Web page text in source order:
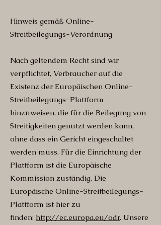
Hinweis gemäß Online-
Streitbeilegungs-Verordnung
Nach geltendem Recht sind wir
verpflichtet, Verbraucher auf die
Existenz der Europäischen Online-
Streitbeilegungs-Plattform
hinzuweisen, die für die Beilegung von
Streitigkeiten genutzt werden kann,
ohne dass ein Gericht eingeschaltet
werden muss. Für die Einrichtung der
Plattform ist die Europäische
Kommission zuständig. Die
Europäische Online-Streitbeilegungs-
Plattform ist hier zu
finden: http://ec.europa.eu/odr. Unsere